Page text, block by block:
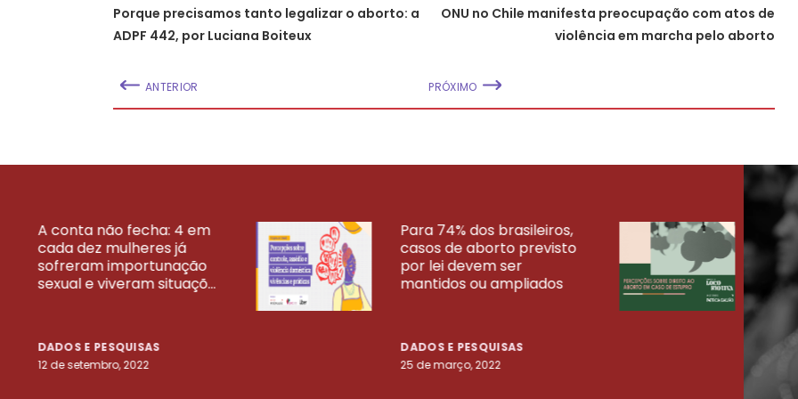
Porque precisamos tanto legalizar o aborto: a
ADPF 442, por Luciana Boiteux
ANTERIOR
ONU no Chile manifesta preocupação com atos de
violência em marcha pelo aborto
PRÓXIMO
A conta não fecha: 4 em
cada dez mulheres já
sofreram importunação
sexual e viveram situaçõ...
DADOS E PESQUISAS
12 de setembro, 2022
Para 74% dos brasileiros,
casos de aborto previsto
por lei devem ser
mantidos ou ampliados
DADOS E PESQUISAS
25 de março, 2022
23
VEJA MAIS PESQUISAS